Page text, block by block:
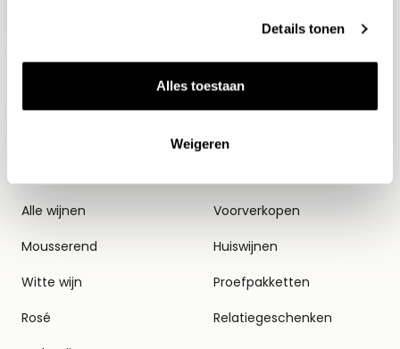
Details tonen
Alles toestaan
Weigeren
Alle wijnen
Mousserend
Witte wijn
Rosé
Thema's
Voorverkopen
Huiswijnen
Proefpakketten
Relatiegeschenken